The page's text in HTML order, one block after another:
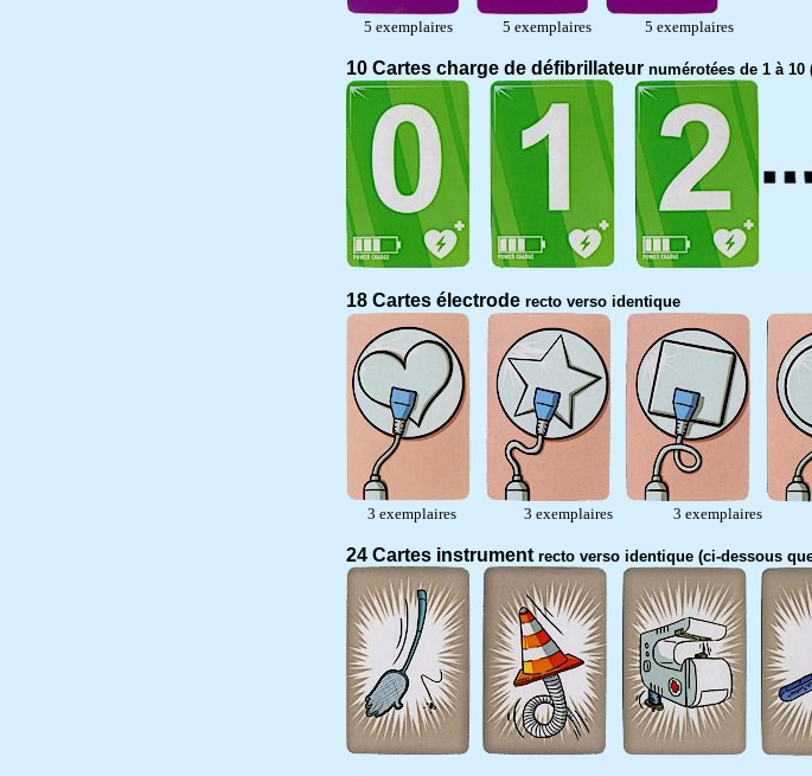
5 exemplaires 5 exemplaires 5 exemplaires
10 Cartes charge de défibrillateur numérotées de 1 à
18 Cartes électrode recto verso identique
3 exemplaires 3 exemplaires 3 exemplaires
24 Cartes instrument recto verso identique (ci-dessous